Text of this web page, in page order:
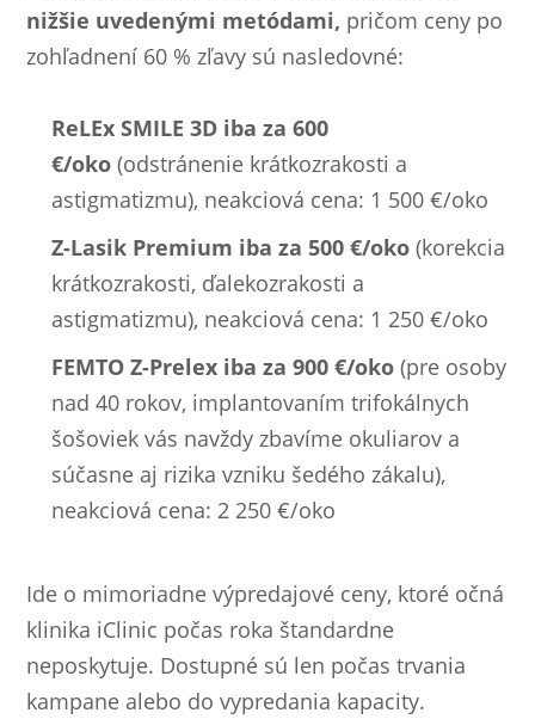
nižšie uvedenými metódami, pričom ceny po
zohľadnení 60 % zľavy sú nasledovné:
ReLEx SMILE 3D iba za 600
€/oko (odstránenie krátkozrakosti a
astigmatizmu), neakciová cena: 1 500 €/oko
Z-Lasik Premium iba za 500 €/oko (korekcia
krátkozrakosti, ďalekozrakosti a
astigmatizmu), neakciová cena: 1 250 €/oko
FEMTO Z-Prelex iba za 900 €/oko (pre osoby
nad 40 rokov, implantovaním trifokálnych
šošoviek vás navždy zbavíme okuliarov a
súčasne aj rizika vzniku šedého zákalu),
neakciová cena: 2 250 €/oko
Ide o mimoriadne výpredajové ceny, ktoré očná
klinika iClinic počas roka štandardne
neposkytuje. Dostupné sú len počas trvania
kampane alebo do vypredania kapacity.